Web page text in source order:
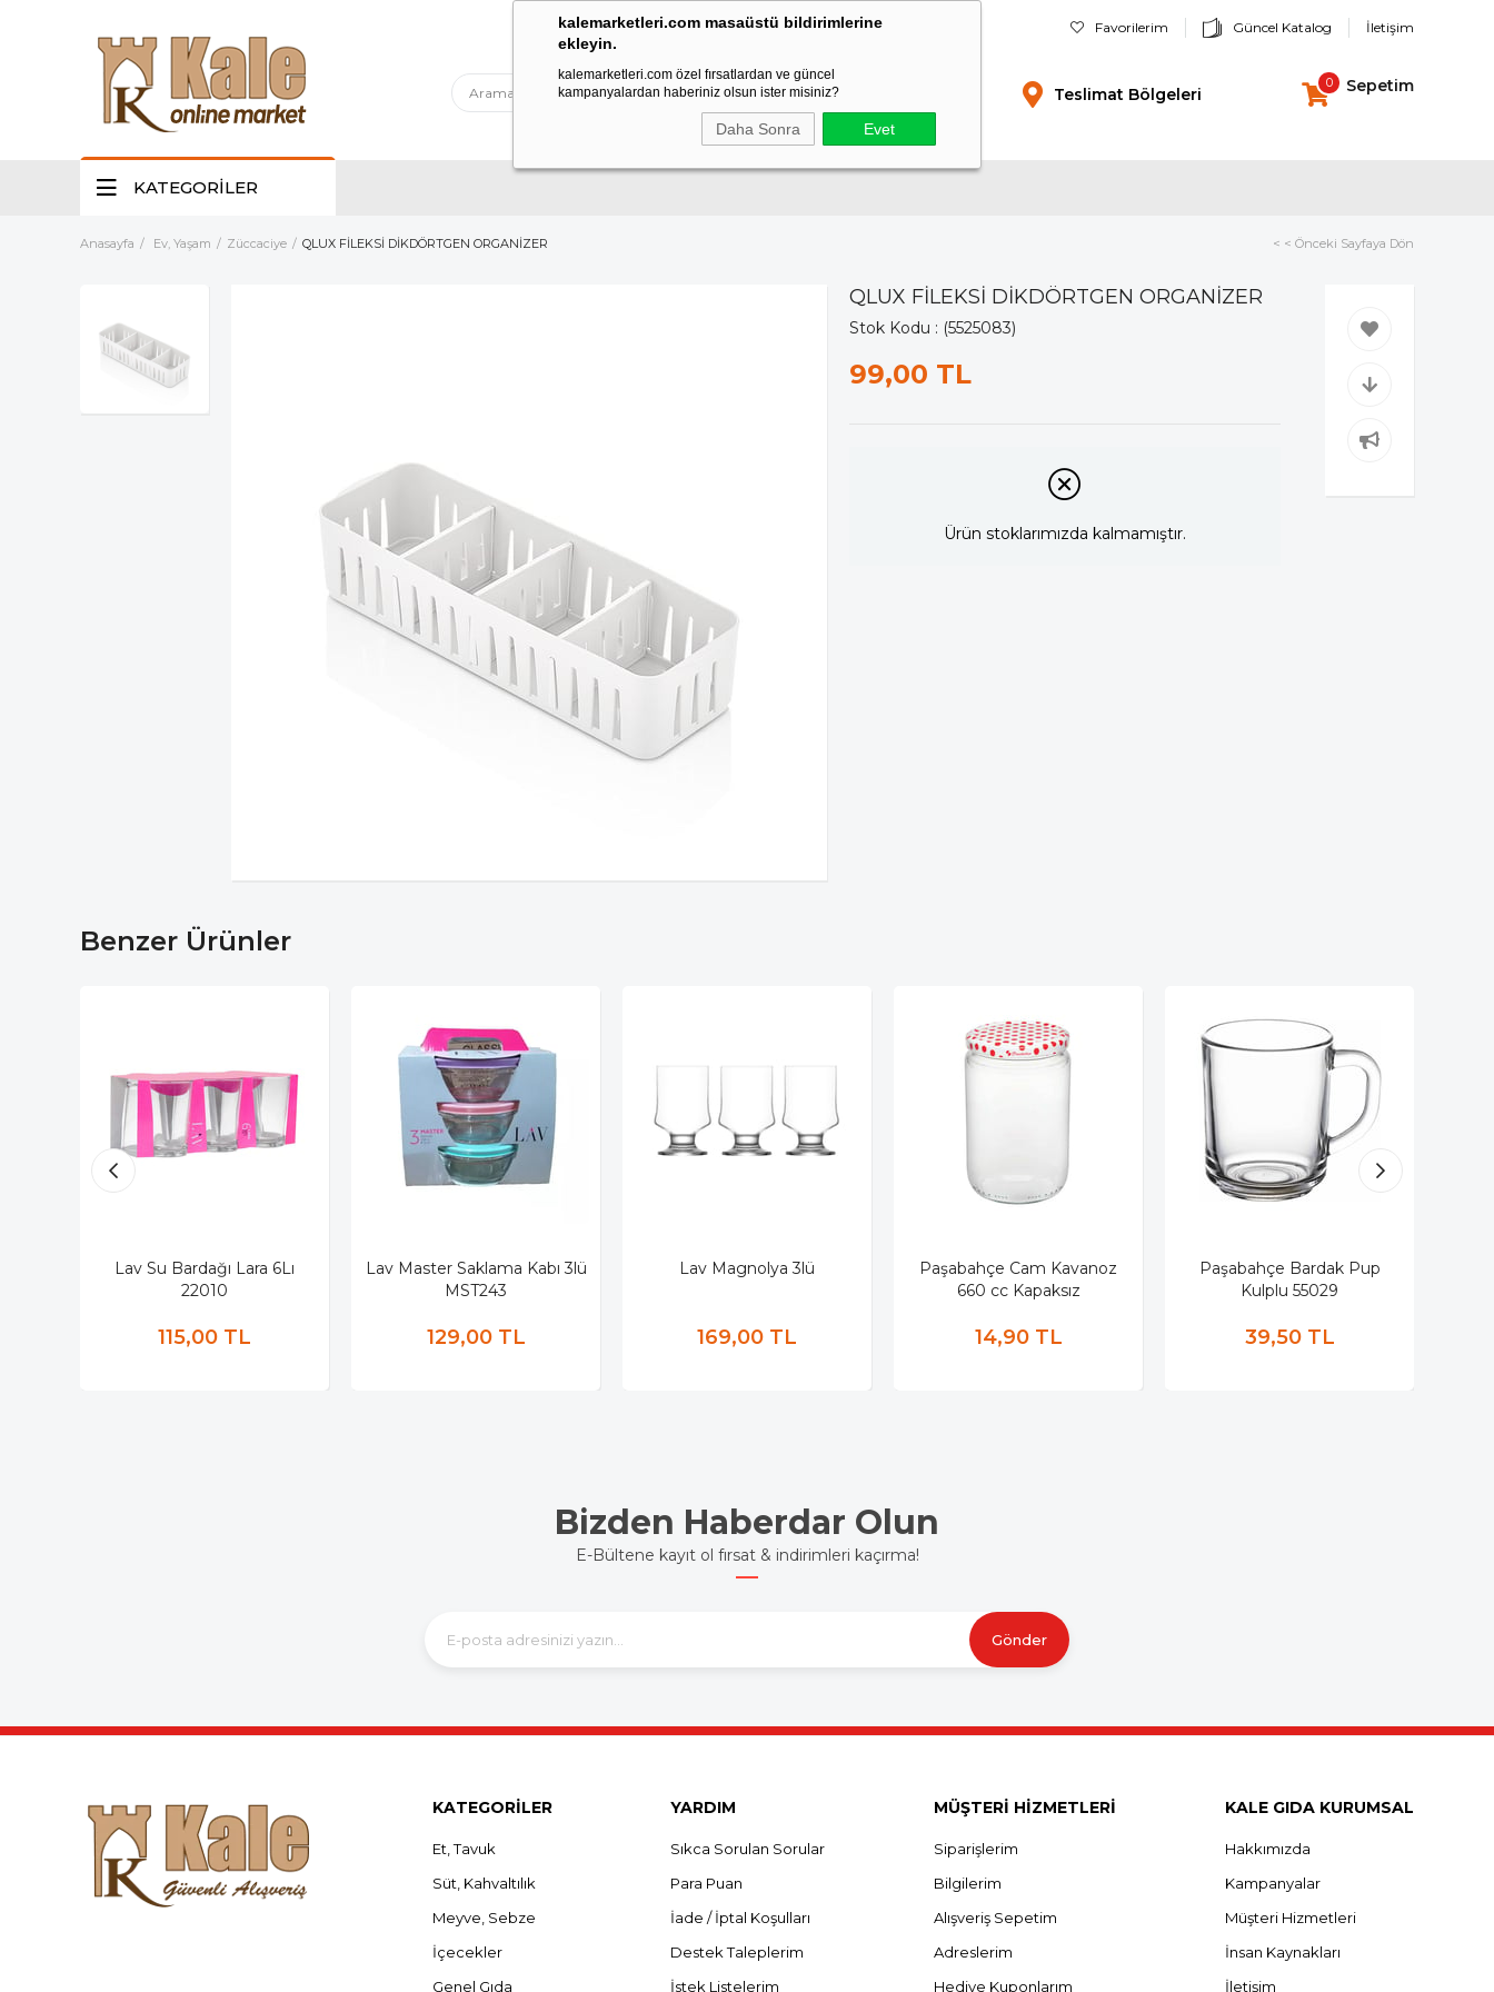
kalemarketleri.com masaüstü bildirimlerine
ekleyin.
kalemarketleri.com özel fırsatlardan ve güncel
kampanyalardan haberiniz olsun ister misiniz?
Daha Sonra Evet
Favorilerim Güncel Katalog İletişim
Sepetim
0
Teslimat Bölgeleri
KATEGORİLER
Anasayfa Ev, Yaşam Züccaciye QLUX FİLEKSİ DİKDÖRTGEN ORGANİZER < < Önceki Sayfaya Dön
QLUX FİLEKSİ DİKDÖRTGEN ORGANİZER
Stok Kodu (5525083)
99,00 TL
Ürün stoklarımızda kalmamıştır.
Benzer Ürünler
Lav Su Bardağı Lara 6Lı
22010
115,00 TL
Lav Master Saklama Kabı 3lü
MST243
129,00 TL
Lav Magnolya 3lü
169,00 TL
Paşabahçe Cam Kavanoz
660 cc Kapaksız
14,90 TL
Paşabahçe Bardak Pup
Kulplu 55029
39,50 TL
Bizden Haberdar Olun
E-Bültene kayıt ol fırsat & indirimleri kaçırma!
Gönder
KATEGORİLER
Et, Tavuk
Süt, Kahvaltılık
Meyve, Sebze
İçecekler
Genel Gıda
YARDIM
Sıkca Sorulan Sorular
Para Puan
İade / İptal Koşulları
Destek Taleplerim
İstek Listelerim
MÜŞTERİ HİZMETLERİ
Siparişlerim
Bilgilerim
Alışveriş Sepetim
Adreslerim
Hediye Kuponlarım
KALE GIDA KURUMSAL
Hakkımızda
Kampanyalar
Müşteri Hizmetleri
İnsan Kaynakları
İletişim